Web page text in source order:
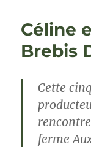
Céline
Brebis
Cette
ferme